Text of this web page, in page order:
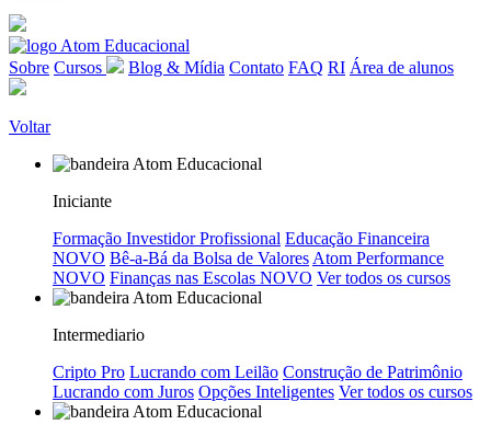
Sobre Cursos Blog & Mídia Contato FAQ RI Área de alunos
Voltar
Iniciante
Formação Investidor Profissional Educação Financeira
NOVO Bê-a-Bá da Bolsa de Valores Atom Performance
NOVO Finanças nas Escolas NOVO Ver todos os cursos
Intermediario
Cripto Pro Lucrando com Leilão Construção de Patrimônio
Lucrando com Juros Opções Inteligentes Ver todos os cursos